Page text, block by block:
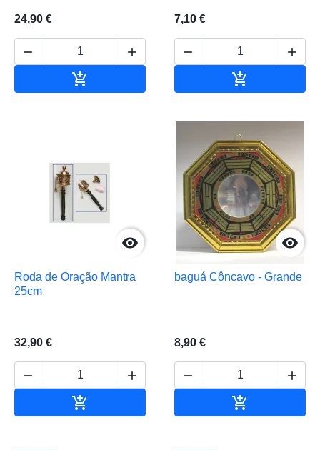
24,90 €
 

7,10 €
 


Roda de Oração Mantra
25cm
32,90 €
 


baguá Côncavo - Grande
8,90 €
 
